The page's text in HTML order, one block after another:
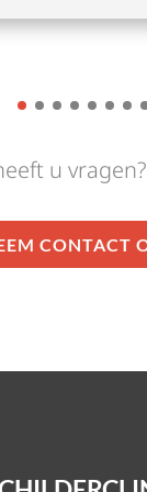
u
CONTACT